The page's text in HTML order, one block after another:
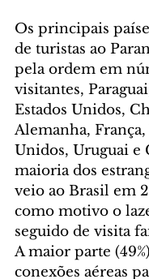
Os principais
de turistas ao
pela ordem em
visitantes,
Estados Unidos,
Alemanha,
Unidos, Uruguai e
maioria dos
veio ao Brasil em
como motivo o
seguido de visita
A maior parte
conexões aéreas